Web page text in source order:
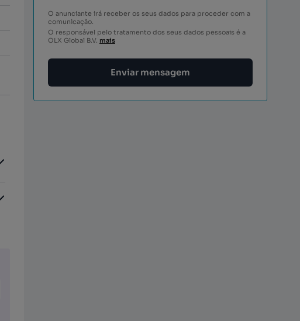
O anunciante irá receber os seus dados para proceder com a
comunicação.
O responsável pelo tratamento dos seus dados pessoais é a
OLX Global B.V. mais
Enviar mensagem